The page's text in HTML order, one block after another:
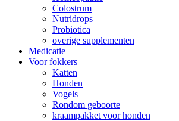
Colostrum
Nutridrops
Probiotica
overige supplementen
Medicatie
Voor fokkers
Katten
Honden
Vogels
Rondom geboorte
kraampakket voor honden